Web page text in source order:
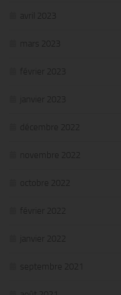
avril 2023
mars 2023
février 2023
janvier 2023
décembre 2022
novembre 2022
octobre 2022
février 2022
janvier 2022
septembre 2021